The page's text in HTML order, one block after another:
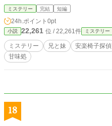
ミステリー 完結 短編
24h.ポイント 0pt
小説 22,261 位 / 22,261件 ミステリー
ミステリー 兄と妹 安楽椅子探偵
甘味処
18